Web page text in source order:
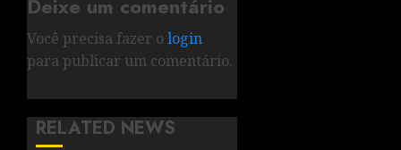
Deixe um comentário
Você precisa fazer o login
para publicar um comentário.
RELATED NEWS